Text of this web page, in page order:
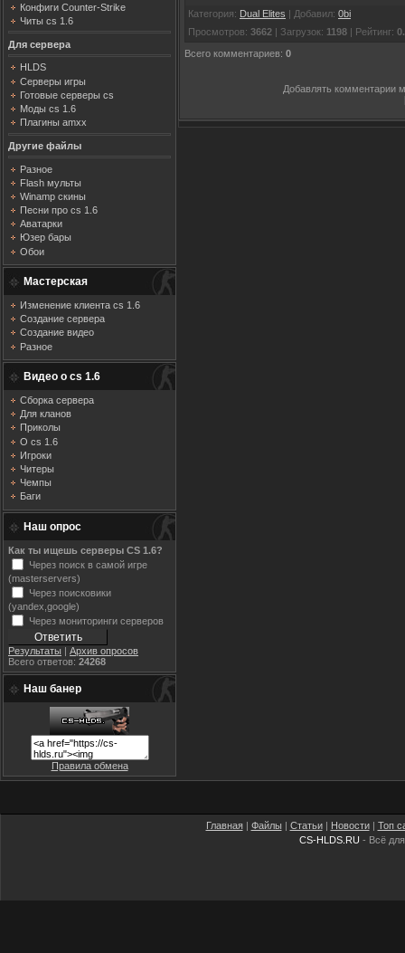
Конфиги Counter-Strike
Читы cs 1.6
Для сервера
HLDS
Серверы игры
Готовые серверы cs
Моды cs 1.6
Плагины amxx
Другие файлы
Разное
Flash мульты
Winamp скины
Песни про cs 1.6
Аватарки
Юзер бары
Обои
Мастерская
Изменение клиента cs 1.6
Создание сервера
Создание видео
Разное
Видео о cs 1.6
Сборка сервера
Для кланов
Приколы
О cs 1.6
Игроки
Читеры
Чемпы
Баги
Наш опрос
Как ты ищешь серверы CS 1.6?
Через поиск в самой игре
(masterservers)
Через поисковики
(yandex,google)
Через мониторинги серверов
Результаты | Архив опросов
Всего ответов: 24268
Наш банер
Правила обмена
Категория: Dual Elites | Добавил: 0bi
Просмотров: 3662 | Загрузок: 1198 | Рейтинг:
Всего комментариев: 0
Добавлять комментарии
Главная| Файлы | Статьи| Новости| Топ
CS-HLDS.RU - Всё